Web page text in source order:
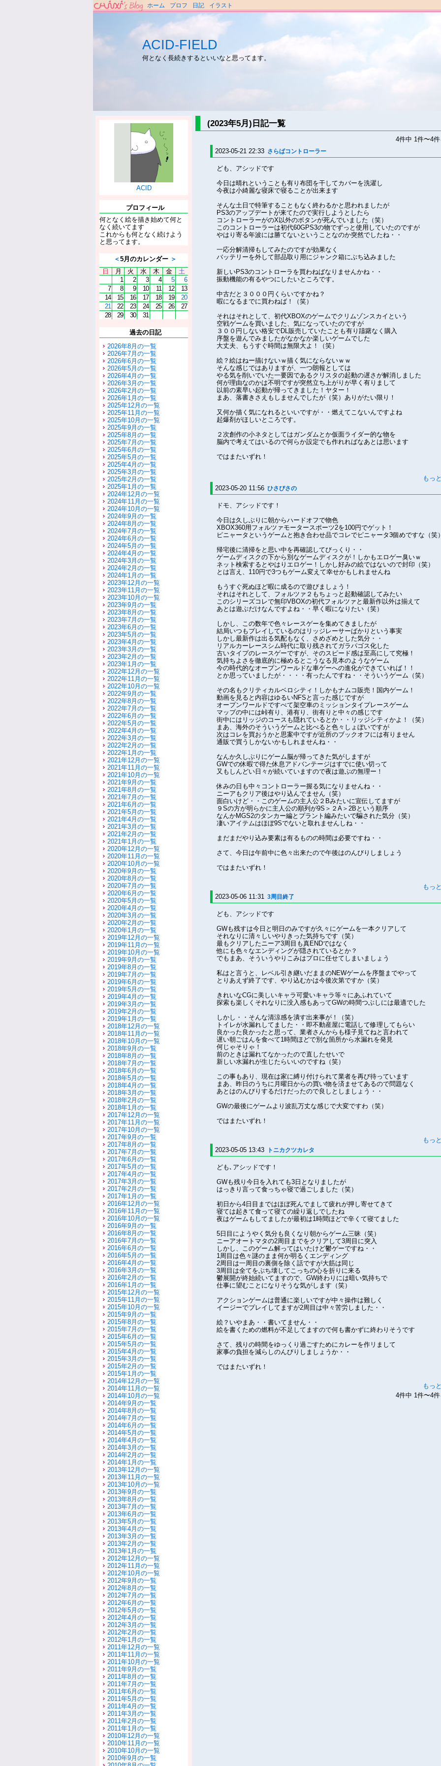
ホーム プロフ 日記 イラスト
ACID-FIELD
何となく長続きするといいなと思ってます。
ACID
プロフィール
何となく絵を描き始めて何と
なく続いてます
これからも何となく続けよう
と思ってます。
＜5月のカレンダー ＞
日
月 火 水 木 金
土
1
2 3 4 5
6
7
8 9 10 11 12
13
14
15 16 17 18 19
20
21
22 23 24 25 26
27
28
29 30 31
過去の日記
2026年8月の一覧
2026年7月の一覧
2026年6月の一覧
2026年5月の一覧
2026年4月の一覧
2026年3月の一覧
2026年2月の一覧
2026年1月の一覧
2025年12月の一覧
2025年11月の一覧
2025年10月の一覧
2025年9月の一覧
2025年8月の一覧
2025年7月の一覧
2025年6月の一覧
2025年5月の一覧
2025年4月の一覧
2025年3月の一覧
2025年2月の一覧
2025年1月の一覧
2024年12月の一覧
2024年11月の一覧
2024年10月の一覧
2024年9月の一覧
2024年8月の一覧
2024年7月の一覧
2024年6月の一覧
2024年5月の一覧
2024年4月の一覧
2024年3月の一覧
2024年2月の一覧
2024年1月の一覧
2023年12月の一覧
2023年11月の一覧
2023年10月の一覧
2023年9月の一覧
2023年8月の一覧
2023年7月の一覧
2023年6月の一覧
2023年5月の一覧
2023年4月の一覧
2023年3月の一覧
2023年2月の一覧
2023年1月の一覧
2022年12月の一覧
2022年11月の一覧
2022年10月の一覧
2022年9月の一覧
2022年8月の一覧
2022年7月の一覧
2022年6月の一覧
2022年5月の一覧
2022年4月の一覧
2022年3月の一覧
2022年2月の一覧
2022年1月の一覧
2021年12月の一覧
2021年11月の一覧
2021年10月の一覧
2021年9月の一覧
2021年8月の一覧
2021年7月の一覧
2021年6月の一覧
2021年5月の一覧
2021年4月の一覧
2021年3月の一覧
2021年2月の一覧
2021年1月の一覧
2020年12月の一覧
2020年11月の一覧
2020年10月の一覧
2020年9月の一覧
2020年8月の一覧
2020年7月の一覧
2020年6月の一覧
2020年5月の一覧
2020年4月の一覧
2020年3月の一覧
2020年2月の一覧
2020年1月の一覧
2019年12月の一覧
2019年11月の一覧
2019年10月の一覧
2019年9月の一覧
2019年8月の一覧
2019年7月の一覧
2019年6月の一覧
2019年5月の一覧
2019年4月の一覧
2019年3月の一覧
2019年2月の一覧
2019年1月の一覧
2018年12月の一覧
2018年11月の一覧
2018年10月の一覧
2018年9月の一覧
2018年8月の一覧
2018年7月の一覧
2018年6月の一覧
2018年5月の一覧
2018年4月の一覧
2018年3月の一覧
2018年2月の一覧
2018年1月の一覧
2017年12月の一覧
2017年11月の一覧
2017年10月の一覧
2017年9月の一覧
2017年8月の一覧
2017年7月の一覧
2017年6月の一覧
2017年5月の一覧
2017年4月の一覧
2017年3月の一覧
2017年2月の一覧
2017年1月の一覧
2016年12月の一覧
2016年11月の一覧
2016年10月の一覧
2016年9月の一覧
2016年8月の一覧
2016年7月の一覧
2016年6月の一覧
2016年5月の一覧
2016年4月の一覧
2016年3月の一覧
2016年2月の一覧
2016年1月の一覧
2015年12月の一覧
2015年11月の一覧
2015年10月の一覧
2015年9月の一覧
2015年8月の一覧
2015年7月の一覧
2015年6月の一覧
2015年5月の一覧
2015年4月の一覧
2015年3月の一覧
2015年2月の一覧
2015年1月の一覧
2014年12月の一覧
2014年11月の一覧
2014年10月の一覧
2014年9月の一覧
2014年8月の一覧
2014年7月の一覧
2014年6月の一覧
2014年5月の一覧
2014年4月の一覧
2014年3月の一覧
2014年2月の一覧
2014年1月の一覧
2013年12月の一覧
2013年11月の一覧
2013年10月の一覧
2013年9月の一覧
2013年8月の一覧
2013年7月の一覧
2013年6月の一覧
2013年5月の一覧
2013年4月の一覧
2013年3月の一覧
2013年2月の一覧
2013年1月の一覧
2012年12月の一覧
2012年11月の一覧
2012年10月の一覧
2012年9月の一覧
2012年8月の一覧
2012年7月の一覧
2012年6月の一覧
2012年5月の一覧
2012年4月の一覧
2012年3月の一覧
2012年2月の一覧
2012年1月の一覧
2011年12月の一覧
2011年11月の一覧
2011年10月の一覧
2011年9月の一覧
2011年8月の一覧
2011年7月の一覧
2011年6月の一覧
2011年5月の一覧
2011年4月の一覧
2011年3月の一覧
2011年2月の一覧
2011年1月の一覧
2010年12月の一覧
2010年11月の一覧
2010年10月の一覧
2010年9月の一覧
(2023年5月)日記一覧
4件中 1件〜4
2023-05-21 22:33 さらばコントローラー
ども、アシッドです
今日は晴れということも有り布団を干してカバーを洗濯し
今夜は小綺麗な寝床で寝ることが出来ます
そんな土日で特筆することもなく終わるかと思われましたが
PS3のアップデートが来てたので実行しようとしたら
コントローラーがのX以外のボタンが死んでいました（笑）
このコントローラーは初代60GPS3の物でずっと使用していたのですが
やはり寄る年波には勝てないということなのか突然でしたね・・
一応分解清掃もしてみたのですが効果なく
バッテリーを外して部品取り用にジャンク箱にぶち込みました
新しいPS3のコントローラを買わねばなりませんかね・・
振動機能の有るやつにしたいところです。
中古だと３０００円くらいですかね？
暇になるまでに買わねば！（笑）
それはそれとして、初代XBOXのゲームでクリムゾンスカイという
空戦ゲームを買いました、気になっていたのですが
３００円しない格安でDL販売していたことも有り躊躇なく購入
序盤を遊んでみましたがなかなか楽しいゲームでした
大丈夫、もうすぐ時間は無限大よ！（笑）
絵？絵はねー描けないｗ描く気にならないｗｗ
そんな感じではありますが、一つ朗報としては
やる気を削いでいた一要因であるクリスタの起動の遅さが解消しました
何が理由なのかは不明ですが突然立ち上がりが早く有りまして
以前の素早い起動が帰ってきました！ヤター！
まあ、落書きさえもしませんでしたが（笑）ありがたい限り！
又何か描く気になれるといいですが・・燃えてこないんですよね
起爆剤がほしいところです。
２次創作の小ネタとしてはガンダムとか仮面ライダー的な物を
脳内で考えてはいるので何らか設定でも作れればなあとは思います
ではまたいずれ！
もっ
2023-05-20 11:56 ひさびさの
ドモ、アシッドです！
今日は久しぶりに朝からハードオフで物色
XBOX360用フォルツァモータースポーツ2を100円でゲット！
ピニャータというゲームと抱き合わせ品でコレでピニャータ3個めですな（笑
帰宅後に清掃をと思い中を再確認してびっくり・・
ゲームディスクの下から別なゲームディスクが！しかもエロゲー臭いｗ
ネット検索するとやはりエロゲー！しかし好みの絵ではないので封印（笑）
とは言え、110円で3つもゲーム変えて幸せかもしれませんね
もうすぐ死ぬほど暇に成るので遊びましょう！
それはそれとして、フォルツァ２もちょっと起動確認してみたい
このシリーズコレで無印VBOXの初代フォルツァと最新作以外は揃えて
あとは遊ぶだけなんですよね・・早く暇になりたい（笑）
しかし、この数年で色々レースゲーを集めてきましたが
結局いつもプレイしているのはリッジレーサーばかりという事実
しかし最新作は出る気配もなく、さめざめとした気分・・
リアルカーレースシム時代に取り残されてガラパゴス化した
古いタイプのレースゲーですが、そのスピード感は至高にして究極！
気持ちよさを徹底的に極めるとこうなる見本のようなゲーム
今の時代的なオープンワールドな車ゲーへの進化ができていれば！！
とか思っていましたが・・・・有ったんですね・・そういうゲーム（笑）
その名もクリティカルベロシティ！しかもナムコ販売！国内ゲーム！
動画を見ると内容はゆるいNFSと言った感じですが
オープンワールドですべて架空車のミッションタイプレースゲーム
マップの中には峠有り、港有り、街有りと中々の感じです
街中にはリッジのコースも隠れているとか・・リッジシティかよ！（笑）
まあ、海外のそういうゲームと比べると色々しょぼいですが
次はコレを買おうかと思案中ですが近所のブックオフには有りません
通販で買うしかないかもしれませんね・・
なんか久しぶりにゲーム脳が帰ってきた気がしますが
GWでの休暇で得た休息アドバンテージはすでに使い切って
又もしんどい日々が続いていますので夜は遊ぶの無理ー！
休みの日も中々コントローラー握る気になりませんね・・
ニーアもクリア後はやり込んでません（笑）
面白いけど・・このゲームの主人公２Bみたいに宣伝してますが
９Sの方が明らかに主人公の順列が9S＞２A＞2Bという順序
なんかMGS2のタンカー編とプラント編みたいで騙された気分（笑）
凄いアイテムはほぼ9Sでないと取れませんしね・・
まだまだやり込み要素は有るものの時間は必要ですね・・
さて、今日は午前中に色々出来たので午後はのんびりしましょう
ではまたいずれ！
もっ
2023-05-06 11:31 3周目終了
ども、アシッドです
GWも残すは今日と明日のみですが久々にゲームを一本クリアして
それなりに清々しいやりきった気持ちです（笑）
最もクリアしたニーア3周目も真ENDではなく
他にも色々なエンディングが隠されているとか？
でもまあ、そういうやりこみはプロに任せてしまいましょう
私はと言うと、レベル引き継いだままのNEWゲームを序盤までやって
とりあえず終了です、やり込むかは今後次第ですか（笑）
きれいなCGに美しいキャラ可愛いキャラ等々にあふれていて
探索も楽しくそれなりに没入感もあってGWの時間つぶしには最適でした
しかし・・そんな清涼感を潰す出来事が！（笑）
トイレが水漏れしてました・・即不動産屋に電話して修理してもらい
良かった良かったと思って、業者さんからも様子見てねと言われて
遅い朝ごはんを食べて1時間ほどで別な箇所から水漏れを発見
何じゃそりゃ！
前のときは漏れてなかったので直したせいで
新しい水漏れが生じたらいいのですね（笑）
この事もあり、現在は家に縛り付けられて業者を再び待っています
まあ、昨日のうちに月曜日からの買い物を済ませてあるので問題なく
あとはのんびりするだけだったので良しとしましょう・・
GWの最後にゲームより波乱万丈な感じで大変ですわ（笑）
ではまたいずれ！
もっ
2023-05-05 13:43
トニカクツカレタ
ども､アシッドです！
GWも残り今日を入れても3日となりましたが
はっきり言って食っちゃ寝で過ごしました（笑）
初日から4日目まではほぼ死んでまして疲れが押し寄せてきて
寝ては起きて食って寝ての繰り返しでしたね
夜はゲームもしてましたが最初は1時間ほどで辛くて寝てました
5日目にようやく気分も良くなり朝からゲーム三昧（笑）
ニーアオートマタの2周目までをクリアして3周目に突入
しかし、このゲーム解ってはいたけど鬱ゲーですね・・
1周目は色々謎のまま何か明るくエンディング
2周目は一周目の裏側を除く話ですが大筋は同じ
3周目は全てをぶち壊してこっちの心を折りに来る
鬱展開が終始続いてますので、GW終わりには暗い気持ちで
仕事に望むことになりそうな気がします（笑）
アクションゲームは普通に楽しいですが中々操作は難しく
イージーでプレイしてますが2周目は中々苦労しました・・
絵？いやまあ・・書いてません・・
絵を書くための燃料が不足してますので何も書かずに終わりそうです
さて、残りの時間をゆっくり過ごすためにカレーを作リまして
家事の負担を減らしのんびりしましょうか・・
ではまたいずれ！
もっ
4件中 1件〜4